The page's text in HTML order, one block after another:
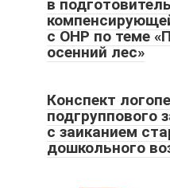
в
с ОНР по теме
осенний лес»
Конспект
подгруппового
с заиканием
дошкольного